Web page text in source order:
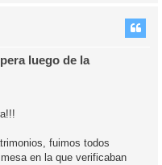
luego de la
fuimos todos
en la que verificaban